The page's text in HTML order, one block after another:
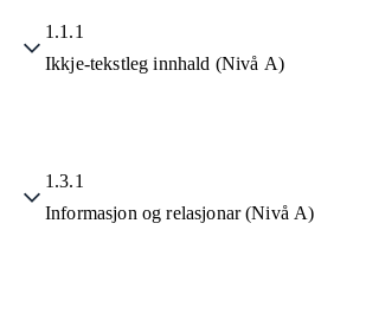
1.1.1
Ikkje-tekstleg innhald (Nivå A)
1.3.1
Informasjon og relasjonar (Nivå A)